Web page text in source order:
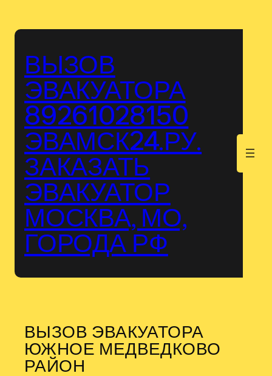
ВЫЗОВ
ЭВАКУАТОРА
89261028150
ЭВАМСК24.РУ.
ЗАКАЗАТЬ
ЭВАКУАТОР
МОСКВА, МО,
ГОРОДА РФ
ВЫЗОВ ЭВАКУАТОРА
ЮЖНОЕ МЕДВЕДКОВО
РАЙОН